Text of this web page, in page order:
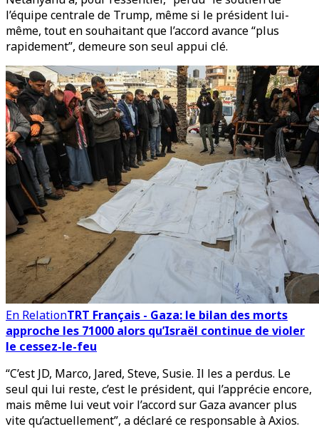
l’équipe centrale de Trump, même si le président lui-
même, tout en souhaitant que l’accord avance “plus
rapidement”, demeure son seul appui clé.
En RelationTRT Français - Gaza: le bilan des morts
approche les 71000 alors qu’Israël continue de violer
le cessez-le-feu
“C’est JD, Marco, Jared, Steve, Susie. Il les a perdus. Le
seul qui lui reste, c’est le président, qui l’apprécie encore,
mais même lui veut voir l’accord sur Gaza avancer plus
vite qu’actuellement”, a déclaré ce responsable à Axios.